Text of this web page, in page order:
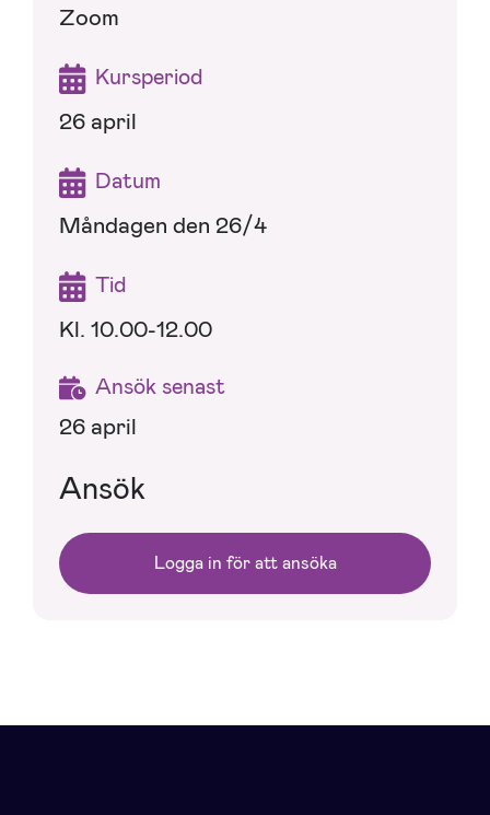
Zoom
Kursperiod
26 april
Datum
Måndagen den 26/4
Tid
Kl. 10.00-12.00
Ansök senast
26 april
Ansök
Logga in för att ansöka